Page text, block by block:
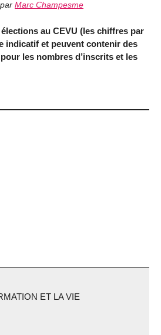
par Marc Champesme
au CEVU (les chiffres par
indicatif et peuvent contenir des
les nombres d’inscrits et les
ET LA VIE